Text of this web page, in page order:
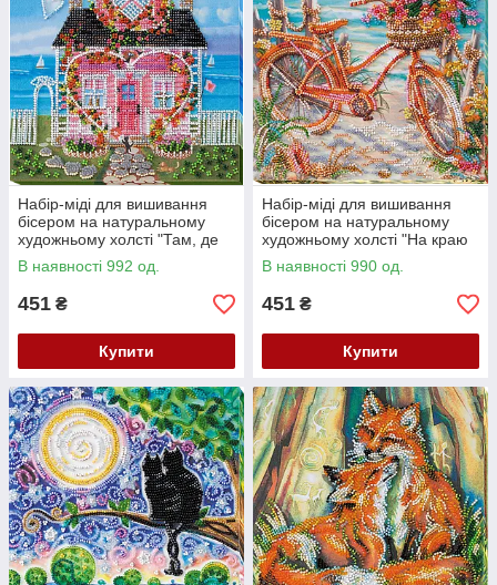
Набір-міді для вишивання
бісером на натуральному
художньому холсті "Там, де
живе любов" Абрис Арт AMB-
013
В наявності 992 од.
451 ₴
Купити
Набір-міді для вишивання
бісером на натуральному
художньому холсті "На краю
блакиті" Абрис Арт AMB-014
В наявності 990 од.
451 ₴
Купити